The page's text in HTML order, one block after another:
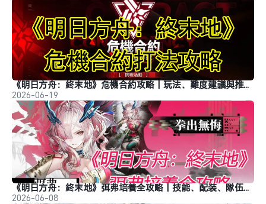
《明日方舟：終末地》危機合約攻略丨玩法、難度建議與推薦隊伍
2026-06-19
《明日方舟：終末地》弭弗培養全攻略丨技能、配装、隊伍搭配
2026-06-08